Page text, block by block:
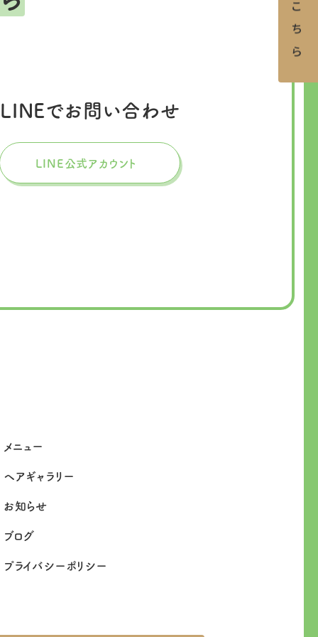
LINEでお問い合わせ
LINE公式アカウント
メニュー
ヘアギャラリー
お知らせ
ブログ
プライバシーポリシー